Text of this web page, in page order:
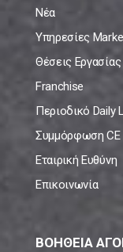
Νέα
Υπηρεσίες
Θέσεις Εργασίας
Franchise
Περιοδικό Daily
Συμμόρφωση CE
Εταιρική Ευθύνη
Επικοινωνία
ΒΟΗΘΕΙΑ